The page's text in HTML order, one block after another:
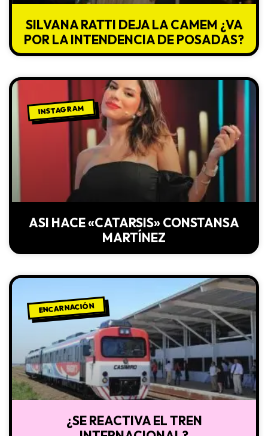
SILVANA RATTI DEJA LA CAMEM ¿VA
POR LA INTENDENCIA DE POSADAS?
INSTAGRAM
ASI HACE «CATARSIS» CONSTANSA
MARTÍNEZ
ENCARNACIÓN
¿SE REACTIVA EL TREN